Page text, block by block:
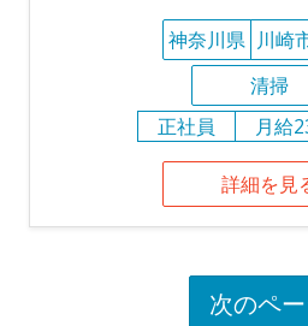
神奈川県 川崎
清掃
正社員
月給
詳細を見
次のペ